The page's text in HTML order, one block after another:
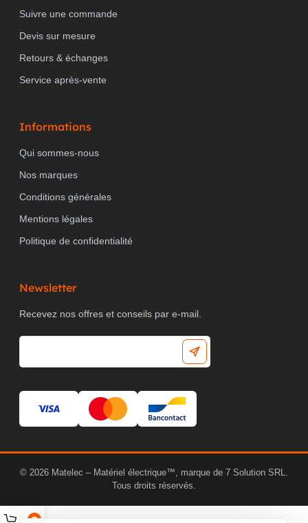
Suivre une commande
Devis sur mesure
Retours & échanges
Service après-vente
Informations
Qui sommes-nous
Nos marques
Conditions générales
Mentions légales
Politique de confidentialité
Newsletter
Recevez nos offres et conseils par e-mail.
© 2026 Matelec – Matériel électrique™, marque de 7 Solution SRL.
Tous droits réservés.